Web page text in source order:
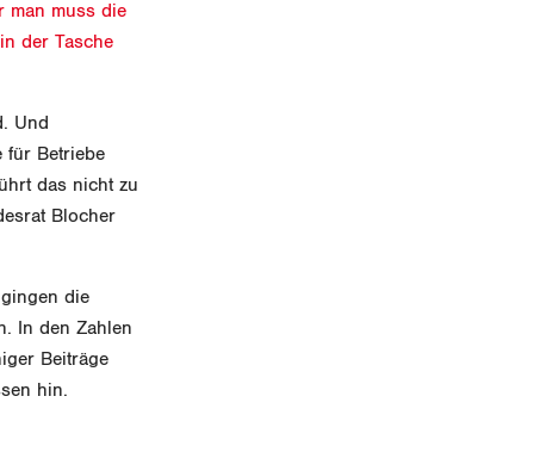
man muss die
der Tasche
Und
für Betriebe
das nicht zu
Blocher
die
In den Zahlen
Beiträge
hin.